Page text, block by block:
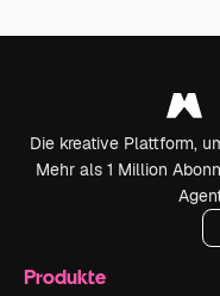
Die kreative Plattform,
Mehr als 1 Million
Produkte